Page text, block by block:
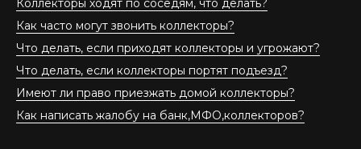
Как часто могут звонить коллекторы?
Что делать, если приходят коллекторы и угрожают?
Что делать, если коллекторы портят подъезд?
Имеют ли право приезжать домой коллекторы?
Как написать жалобу на банк,МФО,коллекторов?